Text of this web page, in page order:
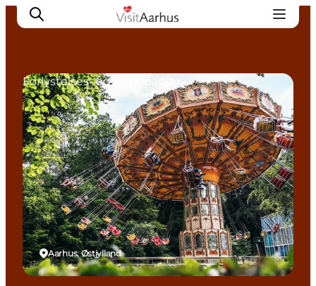
Oplevelser
Kalender
Byer og steder
Planlæg ferien
Transport
Aarhus, Østjylland
Forlystelses- og temaparker